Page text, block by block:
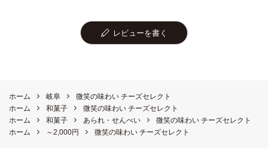
レビューを書く
ホーム 岐阜
微笑の味わい チーズセレクト
ホーム
和菓子
微笑の味わい チーズセレクト
ホーム
和菓子 あられ・せんべい
微笑の味わい チーズセレクト
ホーム
～2,000円 微笑の味わい チーズセレクト